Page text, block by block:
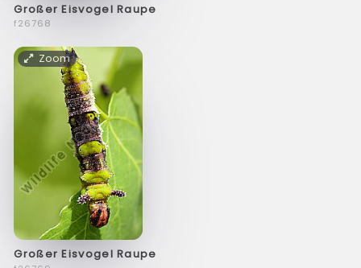
Großer Eisvogel Raupe
f26768
Zoom
Großer Eisvogel Raupe